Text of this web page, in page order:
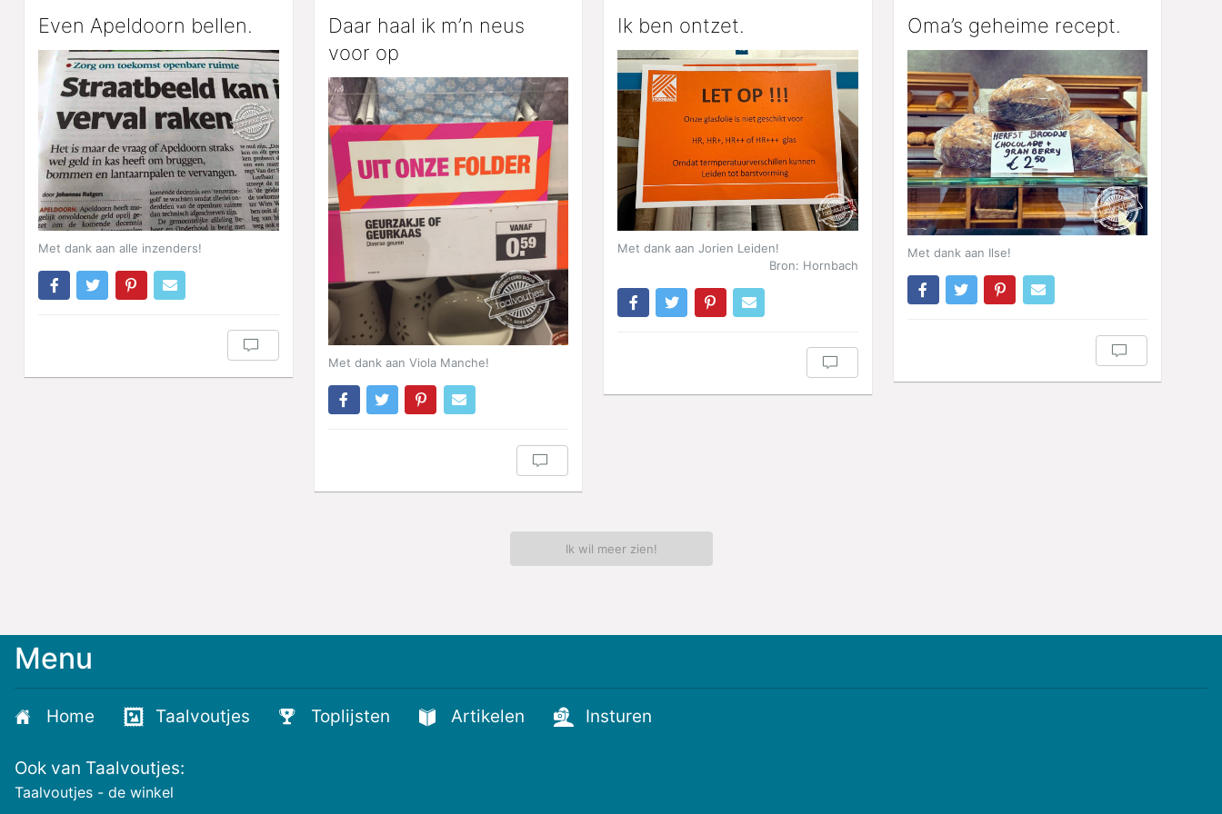
Even Apeldoorn bellen.
Met dank aan alle inzenders!
Daar haal ik m’n neus
voor op
Met dank aan Viola Manche!
Ik ben ontzet.
Met dank aan Jorien Leiden!
Bron: Hornbach
Oma’s geheime recept.
Met dank aan Ilse!
Ik wil meer zien!
Meld
voor
nieuwste
voutjes
Menu
Home Taalvoutjes Toplijsten Artikelen Insturen
Ook van Taalvoutjes:
Taalvoutjes - de winkel